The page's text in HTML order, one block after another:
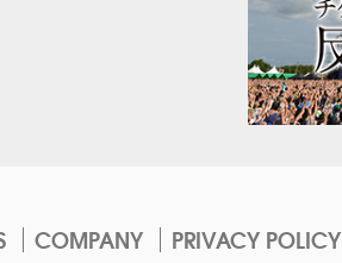
COMPANY PRIVACY POLICY